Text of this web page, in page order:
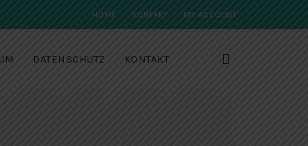
HOME KONTAKT MY ACCOUNT
DATENSCHUTZ KONTAKT